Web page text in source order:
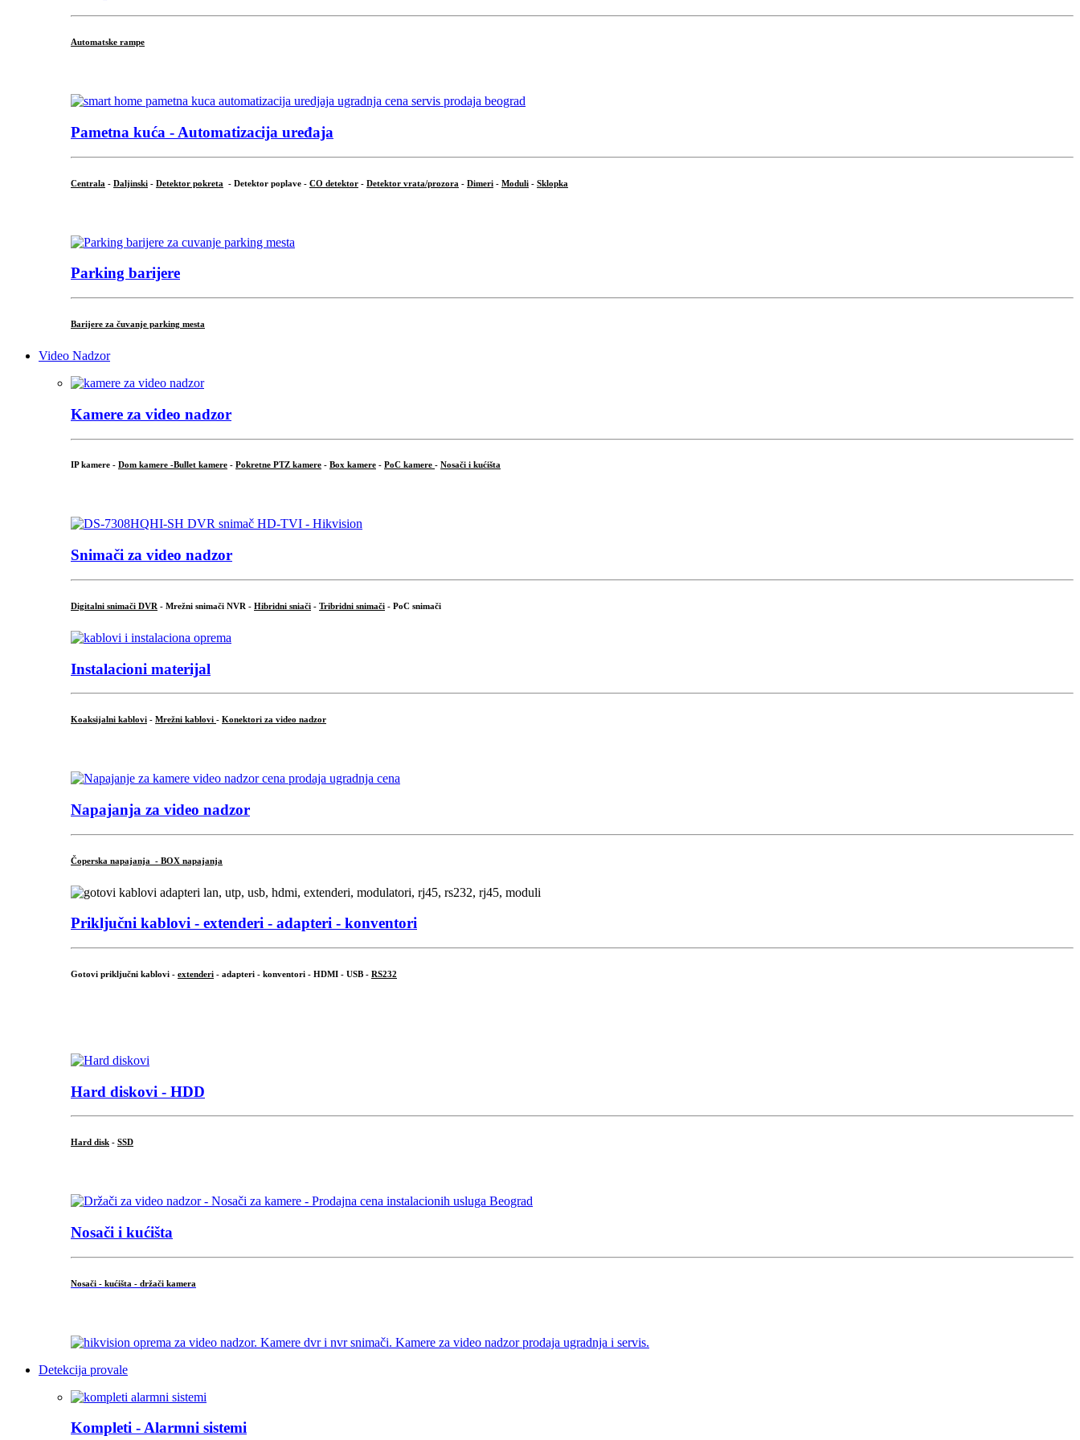
Automatske rampe
Pametna kuća - Automatizacija uređaja
Centrala - Daljinski - Detektor pokreta - Detektor poplave - CO detektor - Detektor vrata/prozora - Dimeri - Moduli - Sklopka
Parking barijere
Barijere za čuvanje parking mesta
Video Nadzor
Kamere za video nadzor
IP kamere - Dom kamere -Bullet kamere - Pokretne PTZ kamere - Box kamere - PoC kamere - Nosači i kućišta
Snimači za video nadzor
Digitalni snimači DVR - Mrežni snimači NVR - Hibridni sniači - Tribridni snimači - PoC snimači
Instalacioni materijal
Koaksijalni kablovi - Mrežni kablovi - Konektori za video nadzor
Napajanja za video nadzor
Čoperska napajanja - BOX napajanja
Priključni kablovi - extenderi - adapteri - konventori
Gotovi priključni kablovi - extenderi - adapteri - konventori - HDMI - USB - RS232
Hard diskovi - HDD
Hard disk - SSD
Nosači i kućišta
Nosači - kućišta - držači kamera
Detekcija provale
Kompleti - Alarmni sistemi